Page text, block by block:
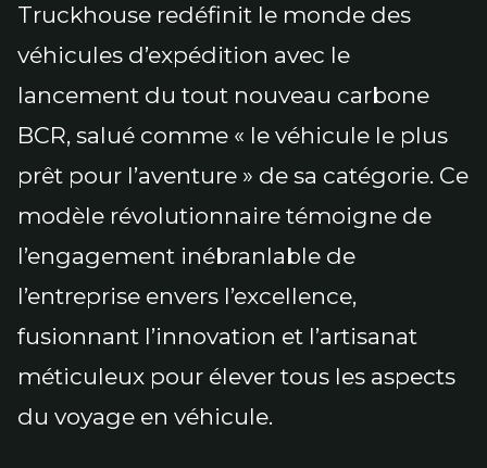
Truckhouse redéfinit le monde des
véhicules d’expédition avec le
lancement du tout nouveau carbone
BCR, salué comme « le véhicule le plus
prêt pour l’aventure » de sa catégorie. Ce
modèle révolutionnaire témoigne de
l’engagement inébranlable de
l’entreprise envers l’excellence,
fusionnant l’innovation et l’artisanat
méticuleux pour élever tous les aspects
du voyage en véhicule.